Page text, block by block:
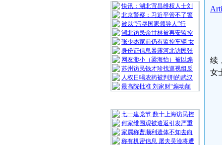
快讯：湖北宜昌维权人士刘
北京警察：习近平管不了警
被以“污辱国家领导人”行
湖北访民余甘林被再安监控
张少杰家前仍有监控车辆 女
身份证信息暴露河北访民张
网友渺小（梁海怡）被以煽
苏州访民钱才珍找巡视组反
人权日喝农药被判刑的武汉
最高院批准 刘家财“煽动颠
七一建党节 数十上海访民控
何家维围观被遣返引发严重
家属称曹顺利遗体不知去向
称有机密信息 屠夫吴淦将遭
续
女